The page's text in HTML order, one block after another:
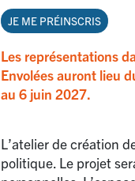
JE ME PRÉINSCRIS
Les représentations
Envolées auront lieu
au 6 juin 2027.
L’atelier de création
politique. Le projet